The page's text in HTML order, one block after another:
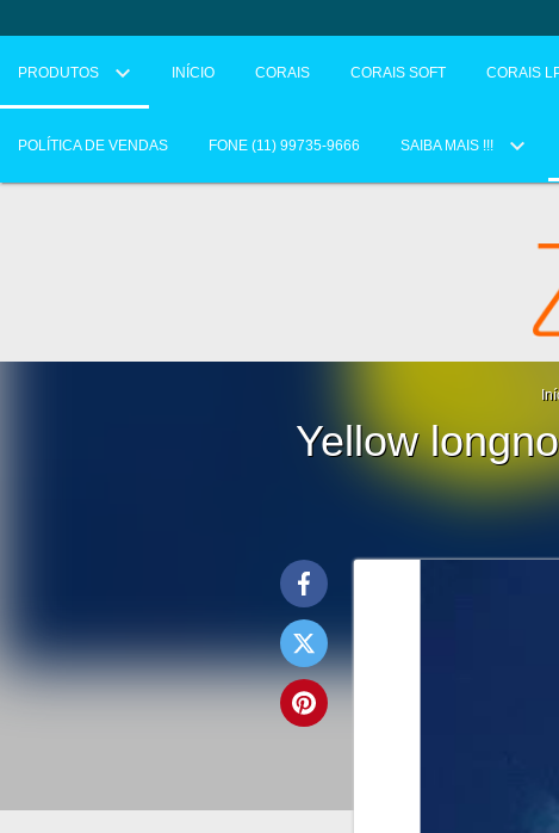
PRODUTOS INÍCIO CORAIS CORAIS SOFT CORAIS
POLÍTICA DE VENDAS FONE (11) 99735-9666 SAIBA MAIS !!!
Yellow